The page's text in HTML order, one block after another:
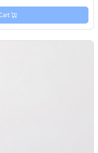
productList.addToCart